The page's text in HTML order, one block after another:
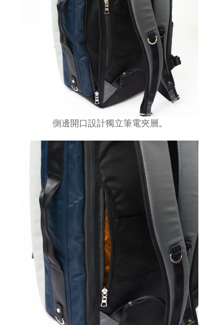
側邊開口設計獨立筆電夾層。